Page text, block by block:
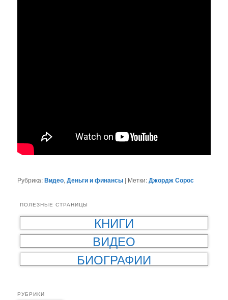
Рубрика:Видео,Деньги и финансы | Метки:Джордж Сорос
ПОЛЕЗНЫЕ СТРАНИЦЫ
КНИГИ
ВИДЕО
БИОГРАФИИ
РУБРИКИ